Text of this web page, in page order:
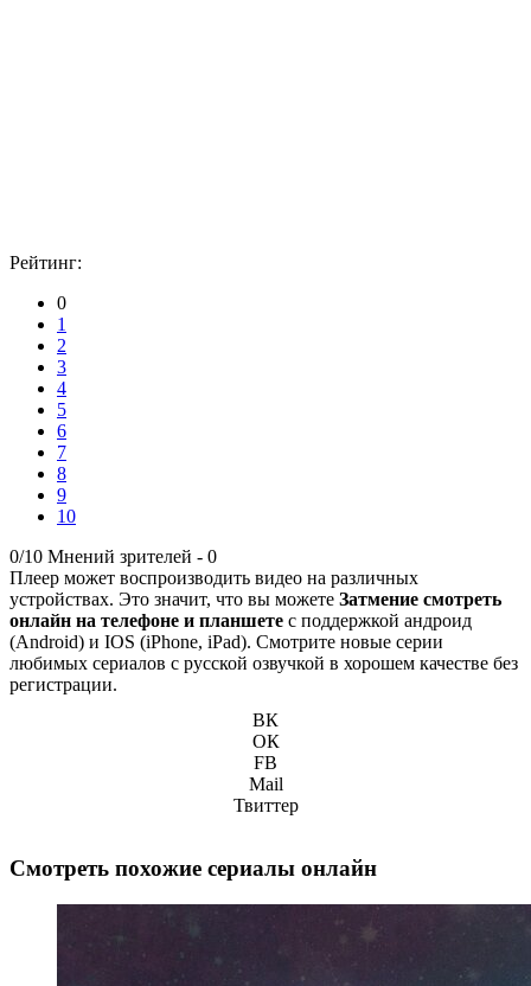
Рейтинг:
0
1
2
3
4
5
6
7
8
9
10
0/10 Мнений зрителей - 0
Плеер может воспроизводить видео на различных
устройствах. Это значит, что вы можете Затмение смотреть
онлайн на телефоне и планшете с поддержкой андроид
(Android) и IOS (iPhone, iPad). Смотрите новые серии
любимых сериалов с русской озвучкой в хорошем качестве без
регистрации.
ВК
ОК
FB
Mail
Твиттер
Смотреть похожие сериалы онлайн